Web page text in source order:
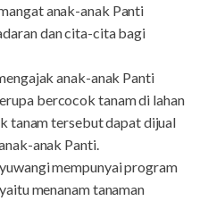
anak-anak Panti
dan cita-cita bagi
anak-anak Panti
bercocok tanam di lahan
tanam tersebut dapat dijual
anak Panti.
mempunyai program
menanam tanaman